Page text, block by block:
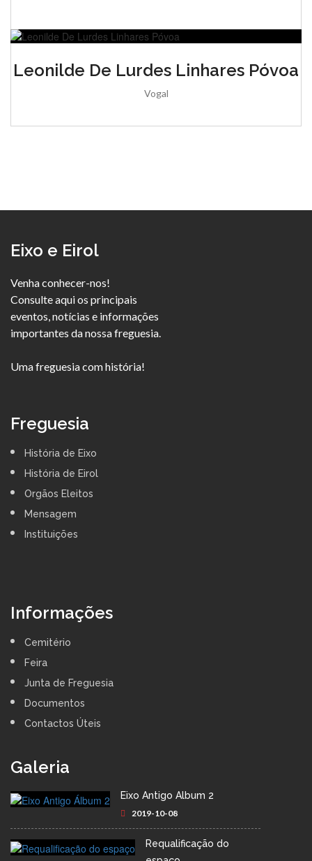
Leonilde De Lurdes Linhares Póvoa
Vogal
Eixo e Eirol
Venha conhecer-nos!
Consulte aqui os principais
eventos, notícias e informações
importantes da nossa freguesia.
Uma freguesia com história!
Freguesia
História de Eixo
História de Eirol
Orgãos Eleitos
Mensagem
Instituições
Informações
Cemitério
Feira
Junta de Freguesia
Documentos
Contactos Úteis
Galeria
Eixo Antigo Álbum 2
2019-10-08
Requalificação do